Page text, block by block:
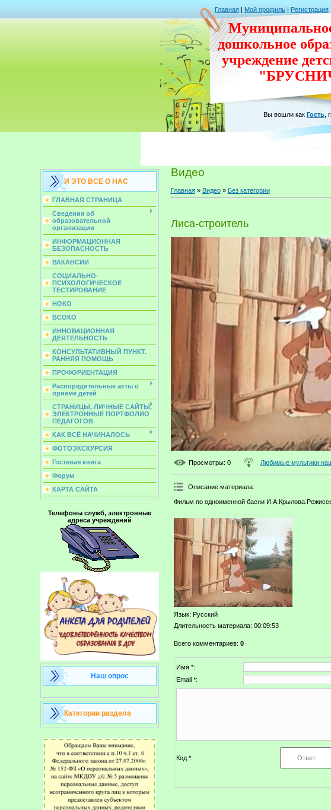
Главная | Мой профиль | Регистрация
дошкольное
учреждение
Вы вошли как Гость
И ЭТО ВСЕ О НАС
ГЛАВНАЯ СТРАНИЦА
Сведения об
образовательной
организации
ИНФОРМАЦИОННАЯ
БЕЗОПАСНОСТЬ
ВАКАНСИИ
СОЦИАЛЬНО-
ПСИХОЛОГИЧЕСКОЕ
ТЕСТИРОВАНИЕ
НОКО
ВСОКО
ИННОВАЦИОННАЯ
ДЕЯТЕЛЬНОСТЬ
КОНСУЛЬТАТИВНЫЙ ПУНКТ.
РАННЯЯ ПОМОЩЬ
ПРОФОРИЕНТАЦИЯ
Распорядительные акты о
приеме детей
СТРАНИЦЫ, ЛИЧНЫЕ САЙТЫ,
ЭЛЕКТРОННЫЕ ПОРТФОЛИО
ПЕДАГОГОВ
КАК ВСЁ НАЧИНАЛОСЬ
ФОТОЭКСКУРСИЯ
Гостевая книга
Форум
КАРТА САЙТА
Телефоны служб, электронные
адреса учреждений
Наш опрос
Категории раздела
Видео
Главная» Видео» Без категории
Лиса-строитель
Просмотры: 0 Любимые мультики
Описание материала:
Фильм по одноименной басни
Язык: Русский
Длительность материала: 00:09:53
Всего комментариев: 0
Имя *:
Email *:
Код *: